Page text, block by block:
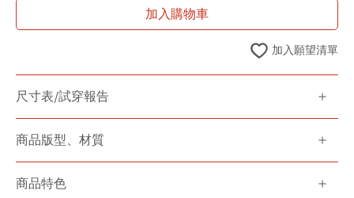
加入購物車
加入願望清單
尺寸表/試穿報告
商品版型、材質
商品特色